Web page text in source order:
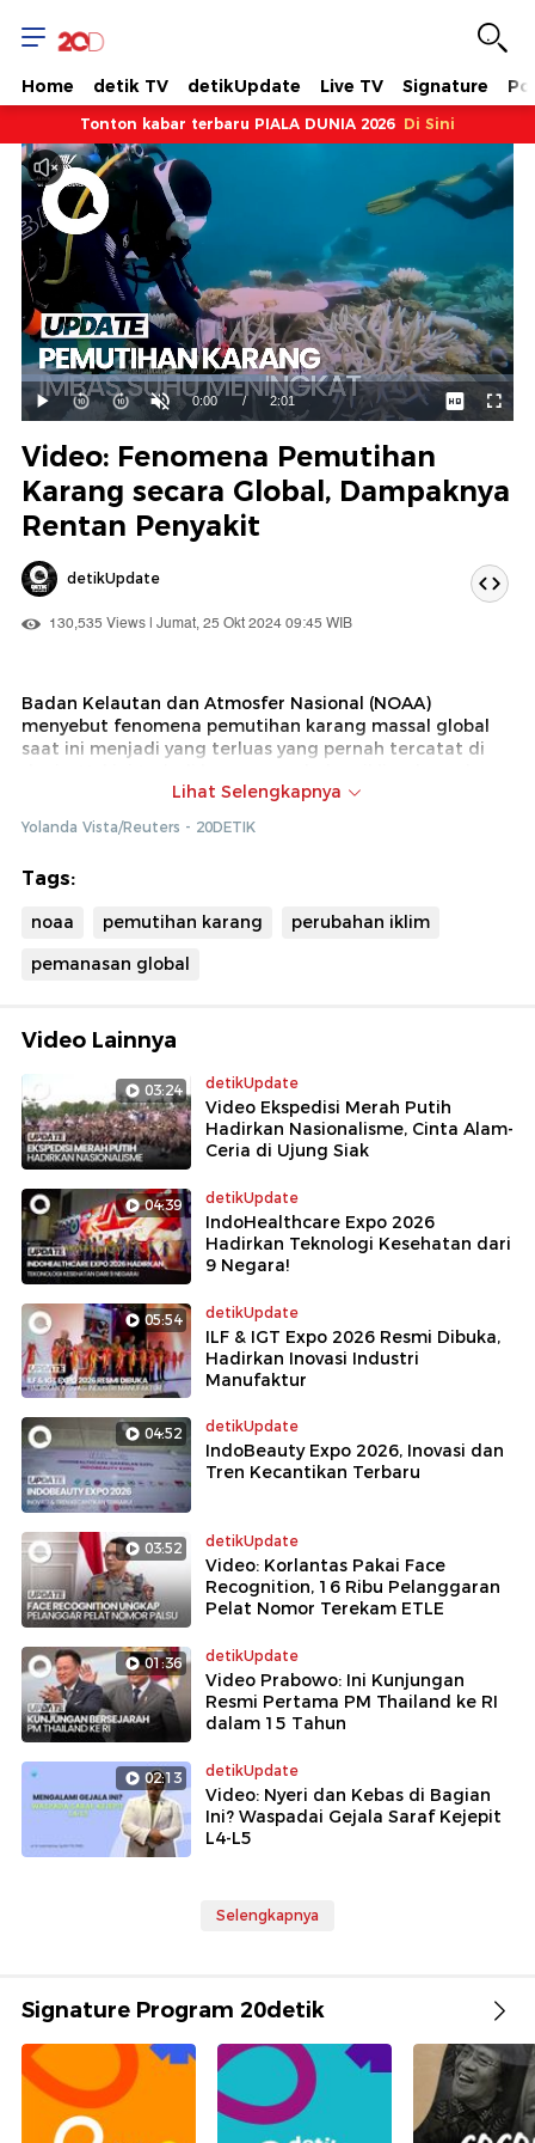
Home detik TV detikUpdate Live TV Signature
Tonton kabar terbaru PIALA DUNIA 2026 Di Sini
Mainkan
Suara
Hidup
Waktu
0:00 / Durasi
2:01
Dimuat:
49.81%
Video: Fenomena Pemutihan
Karang secara Global, Dampaknya
Rentan Penyakit
detikUpdate
130,535 Views | Jumat, 25 Okt 2024 09:45 WIB
Badan Kelautan dan Atmosfer Nasional (NOAA)
menyebut fenomena pemutihan karang massal global
saat ini menjadi yang terluas yang pernah tercatat di
Lihat Selengkapnya
Yolanda Vista/Reuters - 20DETIK
Tags:
noaa pemutihan karang
perubahan iklim
pemanasan global
Video Lainnya
03:24 detikUpdate
Video Ekspedisi Merah Putih
Hadirkan Nasionalisme, Cinta Alam-
Ceria di Ujung Siak
04:39 detikUpdate
IndoHealthcare Expo 2026
Hadirkan Teknologi Kesehatan dari
9 Negara!
05:54 detikUpdate
ILF & IGT Expo 2026 Resmi Dibuka,
Hadirkan Inovasi Industri
Manufaktur
04:52 detikUpdate
IndoBeauty Expo 2026, Inovasi dan
Tren Kecantikan Terbaru
03:52 detikUpdate
Video: Korlantas Pakai Face
Recognition, 16 Ribu Pelanggaran
Pelat Nomor Terekam ETLE
01:36 detikUpdate
Video Prabowo: Ini Kunjungan
Resmi Pertama PM Thailand ke RI
dalam 15 Tahun
02:13 detikUpdate
Video: Nyeri dan Kebas di Bagian
Ini? Waspadai Gejala Saraf Kejepit
L4-L5
Selengkapnya
Signature Program 20detik